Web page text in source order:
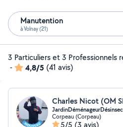
Manutention
à Volnay (21)
3 Particuliers et 3 Professionnels
-
4,8/5 (41 avis)
Charles Nicot (OM
Corpeau (Corpeau)
5/5 (3 avis)